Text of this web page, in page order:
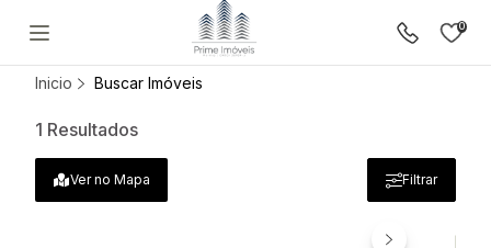
0
Resultado: Para o bairro Area
Lançamentos
Comprar
Anuncie seu imóvel
Sobre a Prime Imóveis
Inicio Buscar Imóveis
1 Resultados
Ver no Mapa Filtrar